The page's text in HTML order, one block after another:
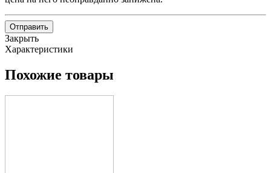
Отправить
Закрыть
Характеристики
Похожие товары